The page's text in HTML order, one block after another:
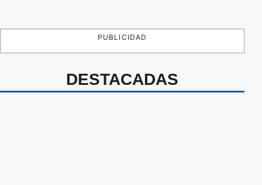
PUBLICIDAD
DESTACADAS